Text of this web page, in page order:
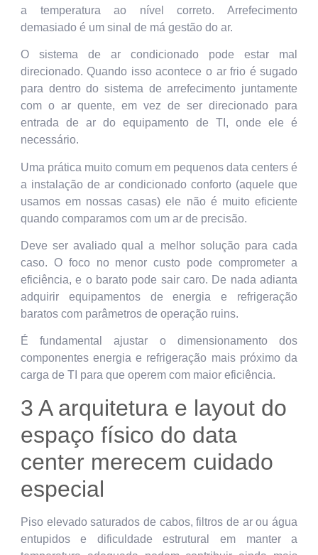
a temperatura ao nível correto. Arrefecimento
demasiado é um sinal de má gestão do ar.
O sistema de ar condicionado pode estar mal
direcionado. Quando isso acontece o ar frio é sugado
para dentro do sistema de arrefecimento juntamente
com o ar quente, em vez de ser direcionado para
entrada de ar do equipamento de TI, onde ele é
necessário.
Uma prática muito comum em pequenos data centers é
a instalação de ar condicionado conforto (aquele que
usamos em nossas casas) ele não é muito eficiente
quando comparamos com um ar de precisão.
Deve ser avaliado qual a melhor solução para cada
caso. O foco no menor custo pode comprometer a
eficiência, e o barato pode sair caro. De nada adianta
adquirir equipamentos de energia e refrigeração
baratos com parâmetros de operação ruins.
É fundamental ajustar o dimensionamento dos
componentes energia e refrigeração mais próximo da
carga de TI para que operem com maior eficiência.
3 A arquitetura e layout do
espaço físico do data
center merecem cuidado
especial
Piso elevado saturados de cabos, filtros de ar ou água
entupidos e dificuldade estrutural em manter a